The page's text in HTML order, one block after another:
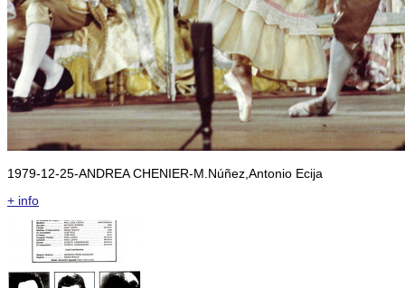
1979-12-25-ANDREA CHENIER-M.Núñez,Antonio Ecija
+ info